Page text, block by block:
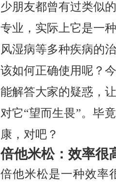
少朋友都曾有过类似
专业，实际上它是一
风湿病等多种疾病的
该如何正确使用呢？
能解答大家的疑惑，
对它“望而生畏”。毕
康，对吧？
倍他米松：效率很
倍他米松是一种效率